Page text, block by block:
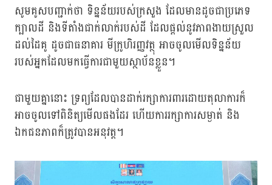
សូមគូសបញ្ជាក់ថា ទិន្នន័យរបស់ក្រសួង ដែលមានដូចជាប្រភេទ
ក្បាលដី និងទីតាំងជាក់លាក់របស់ដី ដែលផ្តល់នូវភាពងាយស្រួល
ដល់ដៃគូ ដូចជាធនាគារ មីក្រូហិរញ្ញវត្ថុ អាចចូលមើលទិន្នន័យ
របស់អ្នកដែលមកធ្វើការជាមួយស្ថាប័នខ្លួន។
ជាមួយគ្នានោះ ទ្រព្យដែលបានដាក់រក្សាការពារដោយតុលាការក៏
អាចចូលទៅពិនិត្យមើលផងដែរ ហើយការរក្សាការសម្ងាត់ និង
ឯកជនភាពក៏ត្រូវបានអនុវត្ត។